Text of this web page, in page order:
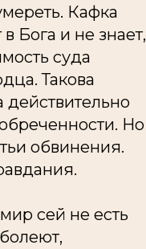
Кафка
Бога и не знает,
суда
Такова
действительно
Но
обвинения.
сей не есть